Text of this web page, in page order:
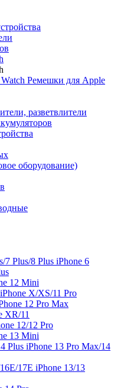
Ремешки для Apple
разветвлители
оборудование)
iPhone 6
12 Mini
iPhone X/XS/11 Pro
12 Pro Max
XR/11
12/12 Pro
13 Mini
iPhone 13 Pro Max/14
iPhone 13/13